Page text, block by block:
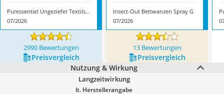
Puressentiel Ungeziefer Textilspray
07/2026
Insect-Out Bettwanzen Spray G
07/2026
2990 Bewertungen 13 Bewertungen
Preis­vergleich
Preis­vergleich
Nutzung & Wirkung
Langzeitwirkung
lt. Herstellerangabe